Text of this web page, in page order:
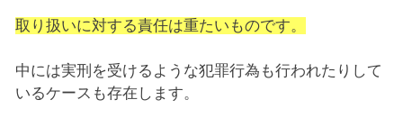
取り扱いに対する責任は重たいものです。
中には実刑を受けるような犯罪行為も行われたりして
いるケースも存在します。